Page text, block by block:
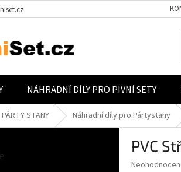
NÁHRADNÍ DÍLY PRO PIVNÍ SETY
PÁRTY STANY Náhradní díly pro Pártystany
PVC
Průměrné